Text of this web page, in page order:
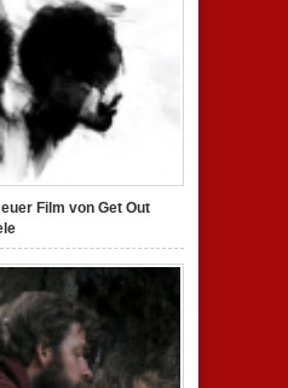
Film von Get Out